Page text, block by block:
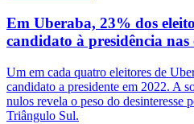
Em Uberaba, 23% dos
candidato à presidência nas
Um em cada quatro eleitores de
candidato a presidente em 2022. A
nulos revela o peso do desinteresse
Triângulo Sul.